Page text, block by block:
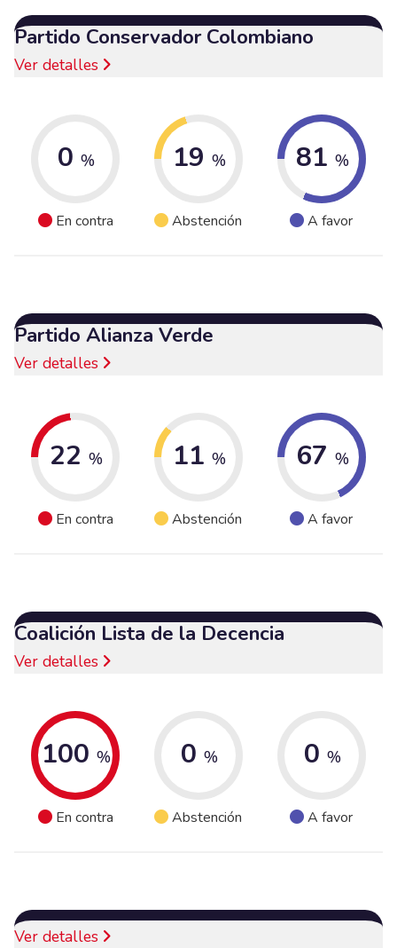
Partido Conservador Colombiano
Ver detalles
0 %
En contra
19 %
Abstención
81 %
A favor
Partido Alianza Verde
Ver detalles
22 %
En contra
11 %
Abstención
67 %
A favor
Coalición Lista de la Decencia
Ver detalles
100 %
En contra
0 %
Abstención
0 %
A favor
Ver detalles